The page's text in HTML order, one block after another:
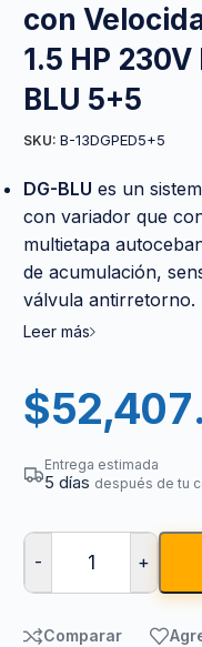
con
1.5 HP
BLU 5+5
SKU: B-13DGPED5+5
DG-BLU es un
con variador que
multietapa
de acumulación,
válvula antirretorno.
Leer más
$
Entrega estimada
5 días después de tu
- +
Comparar